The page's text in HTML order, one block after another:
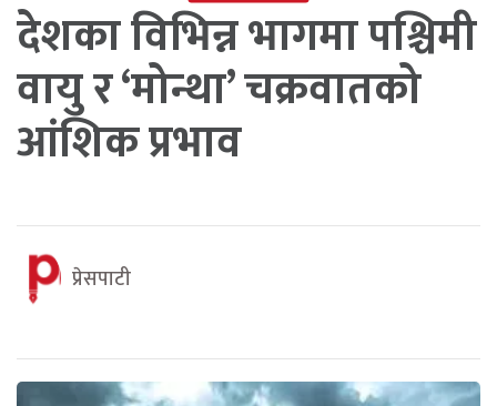
देशका विभिन्न भागमा पश्चिमी
वायु र ‘मोन्था’ चक्रवातको
आंशिक प्रभाव
प्रेसपाटी